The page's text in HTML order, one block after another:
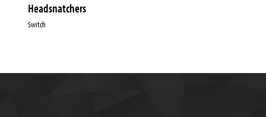
Headsnatchers
Switch